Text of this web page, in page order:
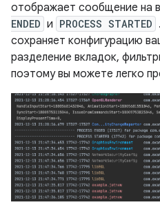
отображает сообщение на
ENDED и PROCESS STARTED
сохраняет конфигурацию
разделение вкладок,
поэтому вы можете легко